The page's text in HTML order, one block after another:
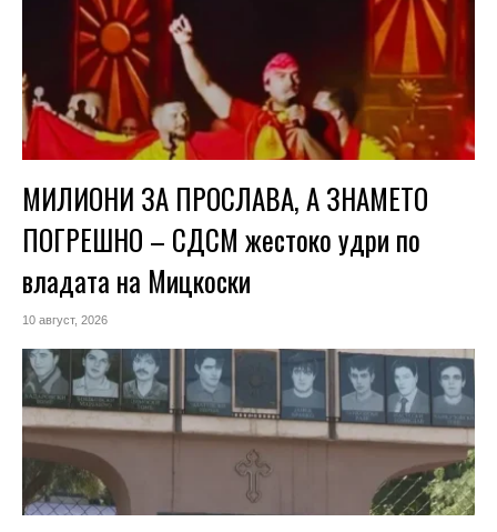
МИЛИОНИ ЗА ПРОСЛАВА, А ЗНАМЕТО
ПОГРЕШНО – СДСМ жестоко удри по
владата на Мицкоски
10 август, 2026